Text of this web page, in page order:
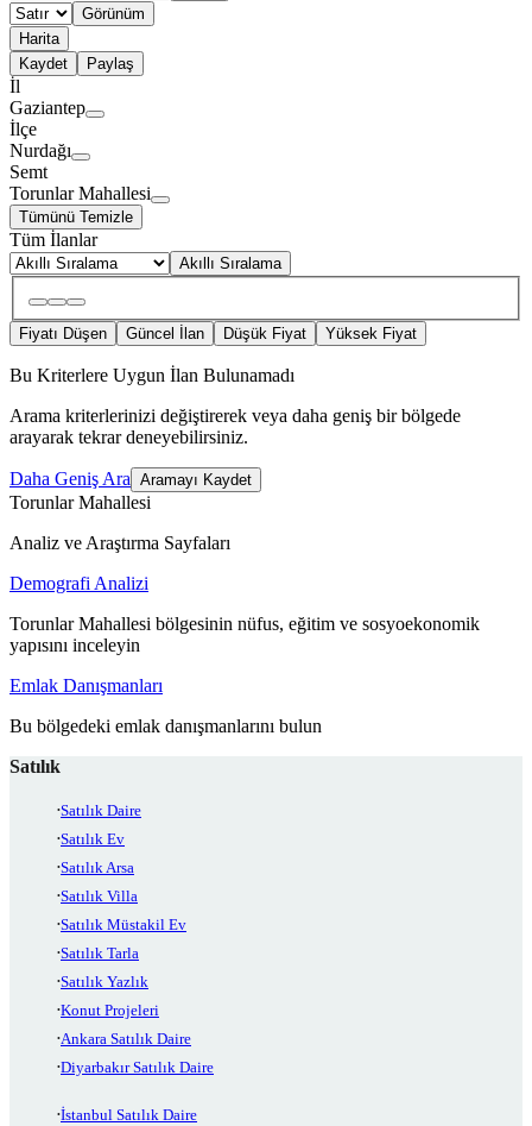
Görünüm
Harita
Kaydet
Paylaş
İl
Gaziantep
İlçe
Nurdağı
Semt
Torunlar Mahallesi
Tümünü Temizle
Tüm İlanlar
Akıllı Sıralama
Fiyatı Düşen Güncel İlan Düşük Fiyat Yüksek Fiyat
Bu Kriterlere Uygun İlan Bulunamadı
Arama kriterlerinizi değiştirerek veya daha geniş bir bölgede
arayarak tekrar deneyebilirsiniz.
Daha Geniş Ara Aramayı Kaydet
Torunlar Mahallesi
Analiz ve Araştırma Sayfaları
Demografi Analizi
Torunlar Mahallesi bölgesinin nüfus, eğitim ve sosyoekonomik
yapısını inceleyin
Emlak Danışmanları
Bu bölgedeki emlak danışmanlarını bulun
Satılık
Satılık Daire
Satılık Ev
Satılık Arsa
Satılık Villa
Satılık Müstakil Ev
Satılık Tarla
Satılık Yazlık
Konut Projeleri
Ankara Satılık Daire
Diyarbakır Satılık Daire
İstanbul Satılık Daire